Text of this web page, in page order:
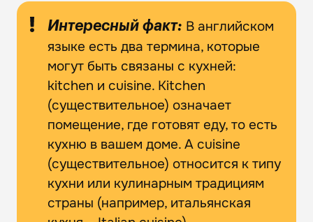
Интересный факт: В английском
языке есть два термина, которые
могут быть связаны с кухней:
kitchen и cuisine. Kitchen
(существительное) означает
помещение, где готовят еду, то есть
кухню в вашем доме. А cuisine
(существительное) относится к типу
кухни или кулинарным традициям
страны (например, итальянская